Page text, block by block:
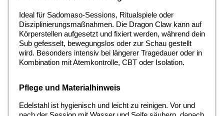
Ideal für Sadomaso-Sessions, Ritualspiele oder
Disziplinierungsmaßnahmen. Die Dragon Claw kann auf
Körperstellen aufgesetzt und fixiert werden, während dein
Sub gefesselt, bewegungslos oder zur Schau gestellt
wird. Besonders intensiv bei längerer Tragedauer oder in
Kombination mit Atemkontrolle, CBT oder Isolation.
Pflege und Materialhinweis
Edelstahl ist hygienisch und leicht zu reinigen. Vor und